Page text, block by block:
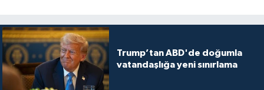
Trump’tan ABD'de doğumla
vatandaşlığa yeni sınırlama